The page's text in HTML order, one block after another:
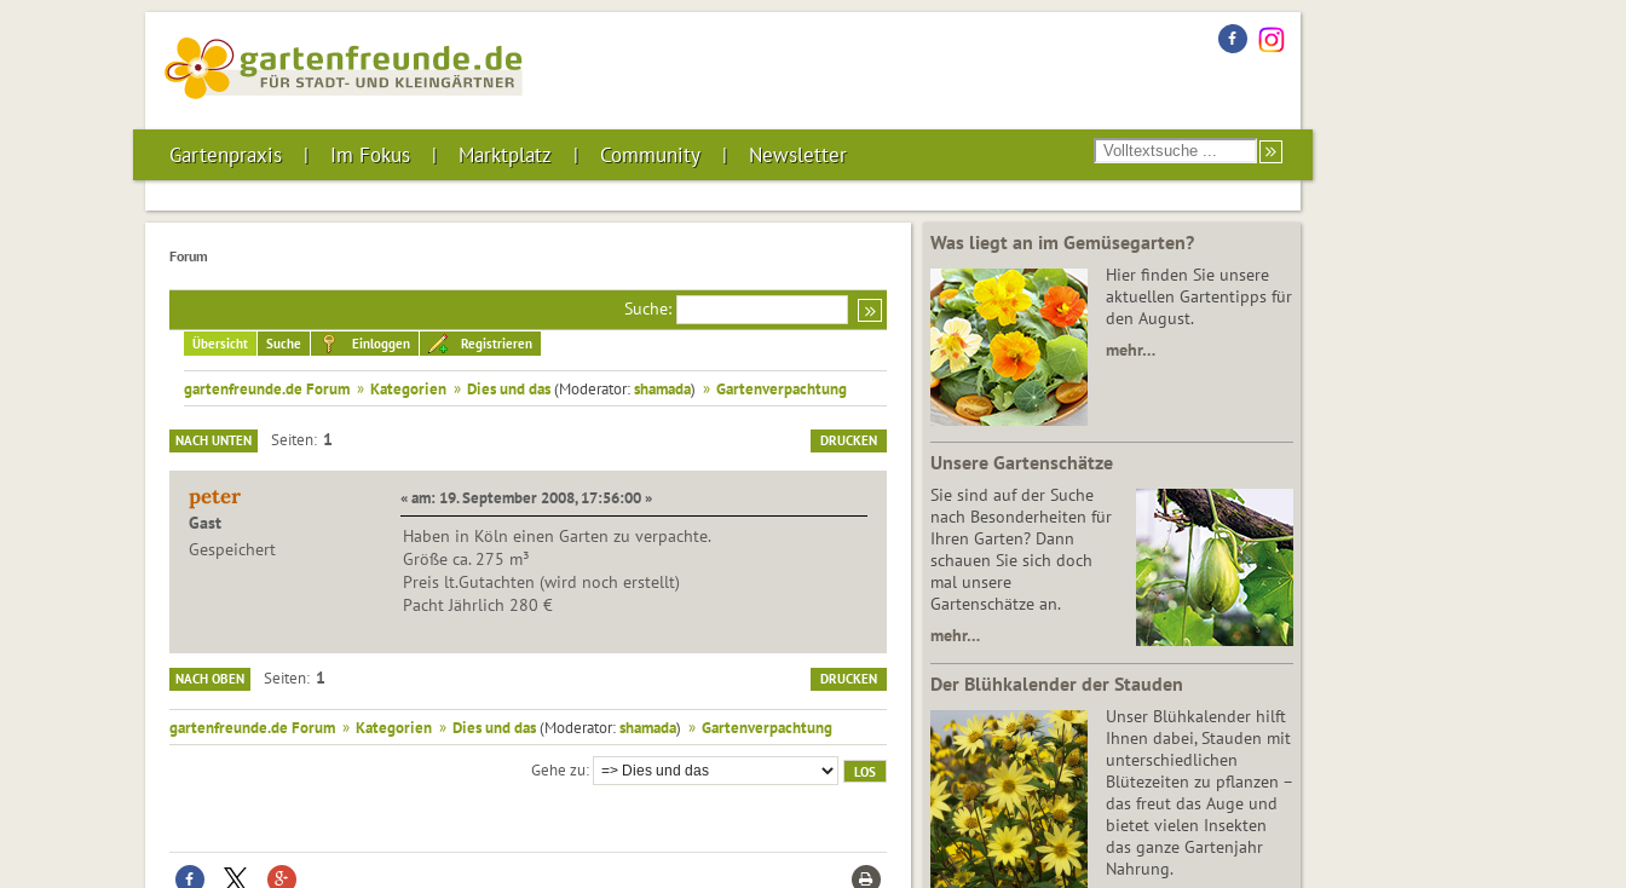
Gartenpraxis Im Fokus Marktplatz Community Newsletter
Forum
Suche:
Übersicht Suche Einloggen Registrieren
gartenfreunde.de Forum » Kategorien » Dies und das (Moderator:shamada) » Gartenverpachtung
DRUCKEN
NACH UNTEN Seiten 1
peter
Gast
Gespeichert
« am: 19. September 2008, 17:56:00 »
Haben in Köln einen Garten zu verpachte.
Größe ca. 275 m³
Preis lt.Gutachten (wird noch erstellt)
Pacht Jährlich 280 €
DRUCKEN
NACH OBEN Seiten 1
gartenfreunde.de Forum » Kategorien » Dies und das (Moderator:shamada) » Gartenverpachtung
Gehe zu
Was liegt an im Gemüsegarten?
Hier finden Sie unsere
aktuellen Gartentipps für
den August.
mehr…
Unsere Gartenschätze
Sie sind auf der Suche
nach Besonderheiten für
Ihren Garten? Dann
schauen Sie sich doch
mal unsere
Gartenschätze an.
mehr…
Der Blühkalender der Stauden
Unser Blühkalender hilft
Ihnen dabei, Stauden mit
unterschiedlichen
Blütezeiten zu pflanzen –
das freut das Auge und
bietet vielen Insekten
das ganze Gartenjahr
Nahrung.